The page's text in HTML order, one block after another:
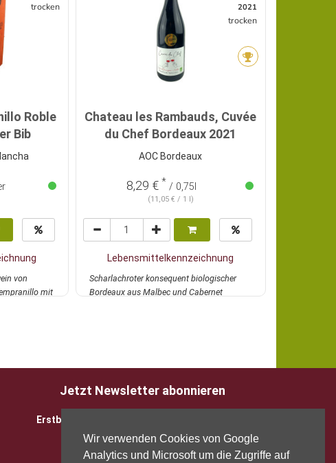
Wir verwenden Cookies von Google
Analytics und Microsoft um die Zugriffe auf
trocken
Roble
Bib
von
mit
2021
trocken
Chateau les Rambauds, Cuvée
du Chef Bordeaux 2021
AOC Bordeaux
8,29 € * / 0,75l
(11,05 € / 1 l)
Lebensmittelkennzeichnung
Scharlachroter konsequent biologischer
Bordeaux aus Malbec und Cabernet
Jetzt Newsletter abonnieren
Erstbesteller sparen 5 EUR mit Gutscheincode